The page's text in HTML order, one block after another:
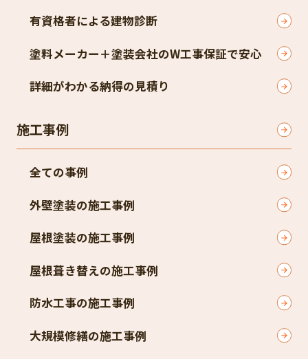
有資格者による建物診断
塗料メーカー＋塗装会社のW工事保証で安心
詳細がわかる納得の見積り
施工事例
全ての事例
外壁塗装の施工事例
屋根塗装の施工事例
屋根葺き替えの施工事例
防水工事の施工事例
大規模修繕の施工事例